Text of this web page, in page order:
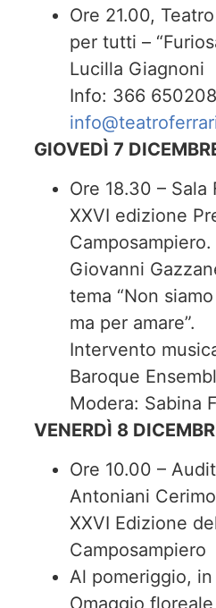
Ore 21.00,
per tutti –
Lucilla Giagnoni
Info: 366
GIOVEDÌ 7
Ore 18.30 – Sala
XXVI edizione
Giovanni
tema “Non
ma per amare”.
Intervento
Baroque
Modera: Sabina
VENERDÌ 8
Ore 10.00 –
Antoniani
XXVI Edizione
Camposampiero
Al pomeriggio,